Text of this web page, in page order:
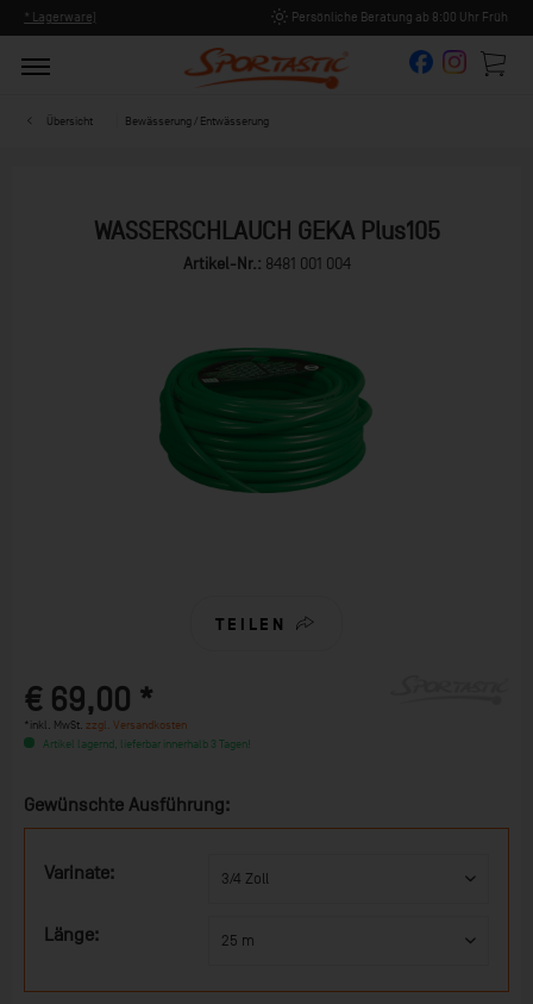
Persönliche Beratung ab 8:00 Uhr Früh (Mo-Fr)
Übersicht Bewässerung / Entwässerung
WASSERSCHLAUCH GEKA Plus105
Artikel-Nr.: 8481 001 004
TEILEN
€ 69,00 *
*inkl. MwSt. zzgl. Versandkosten
Artikel lagernd, lieferbar innerhalb 3 Tagen!
Gewünschte Ausführung:
Varinate:
Länge: